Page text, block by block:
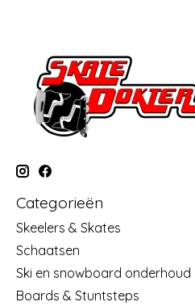
Categorieën
Skeelers & Skates
Schaatsen
Ski en snowboard onderhoud
Boards & Stuntsteps